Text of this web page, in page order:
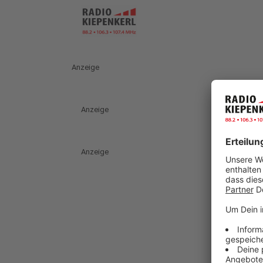
Anzeige
Anzeige
Anzeige